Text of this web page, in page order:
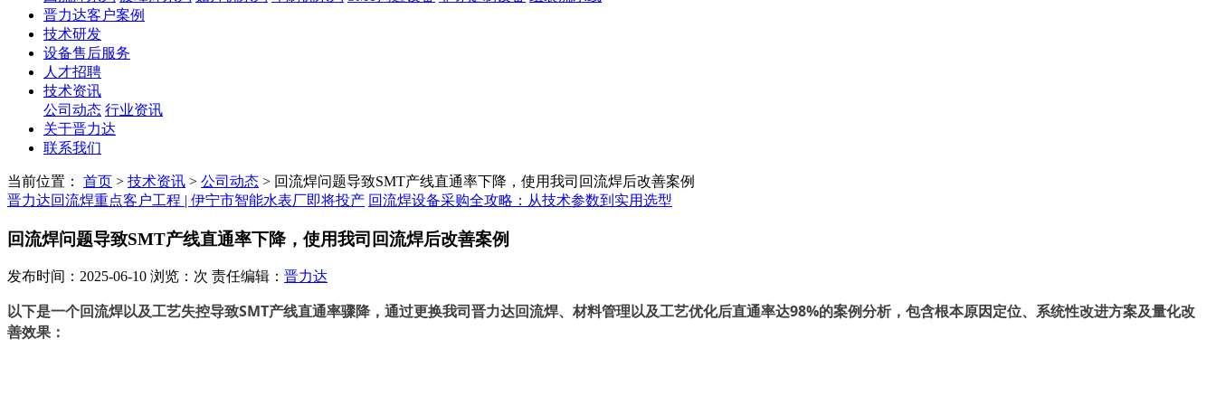
晋力达客户案例
技术研发
设备售后服务
人才招聘
技术资讯
公司动态 行业资讯
关于晋力达
联系我们
当前位置： 首页 > 技术资讯 > 公司动态 > 回流焊问题导致SMT产线直通率下降，使用我司回流焊后改善案例
晋力达回流焊重点客户工程 | 伊宁市智能水表厂即将投产 回流焊设备采购全攻略：从技术参数到实用选型
回流焊问题导致SMT产线直通率下降，使用我司回流焊后改善案例
发布时间：2025-06-10 浏览：次 责任编辑： 晋力达
以下是一个回流焊以及工艺失控导致SMT产线直通率骤降 ， 通过更换我司晋力达回流焊、 材料管理以及工艺优化后直通率达98%的案例分析，包含根本原因定位、系统性改进方案及量化改
善效果：